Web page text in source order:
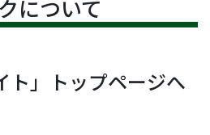
について
ト」トップページへ